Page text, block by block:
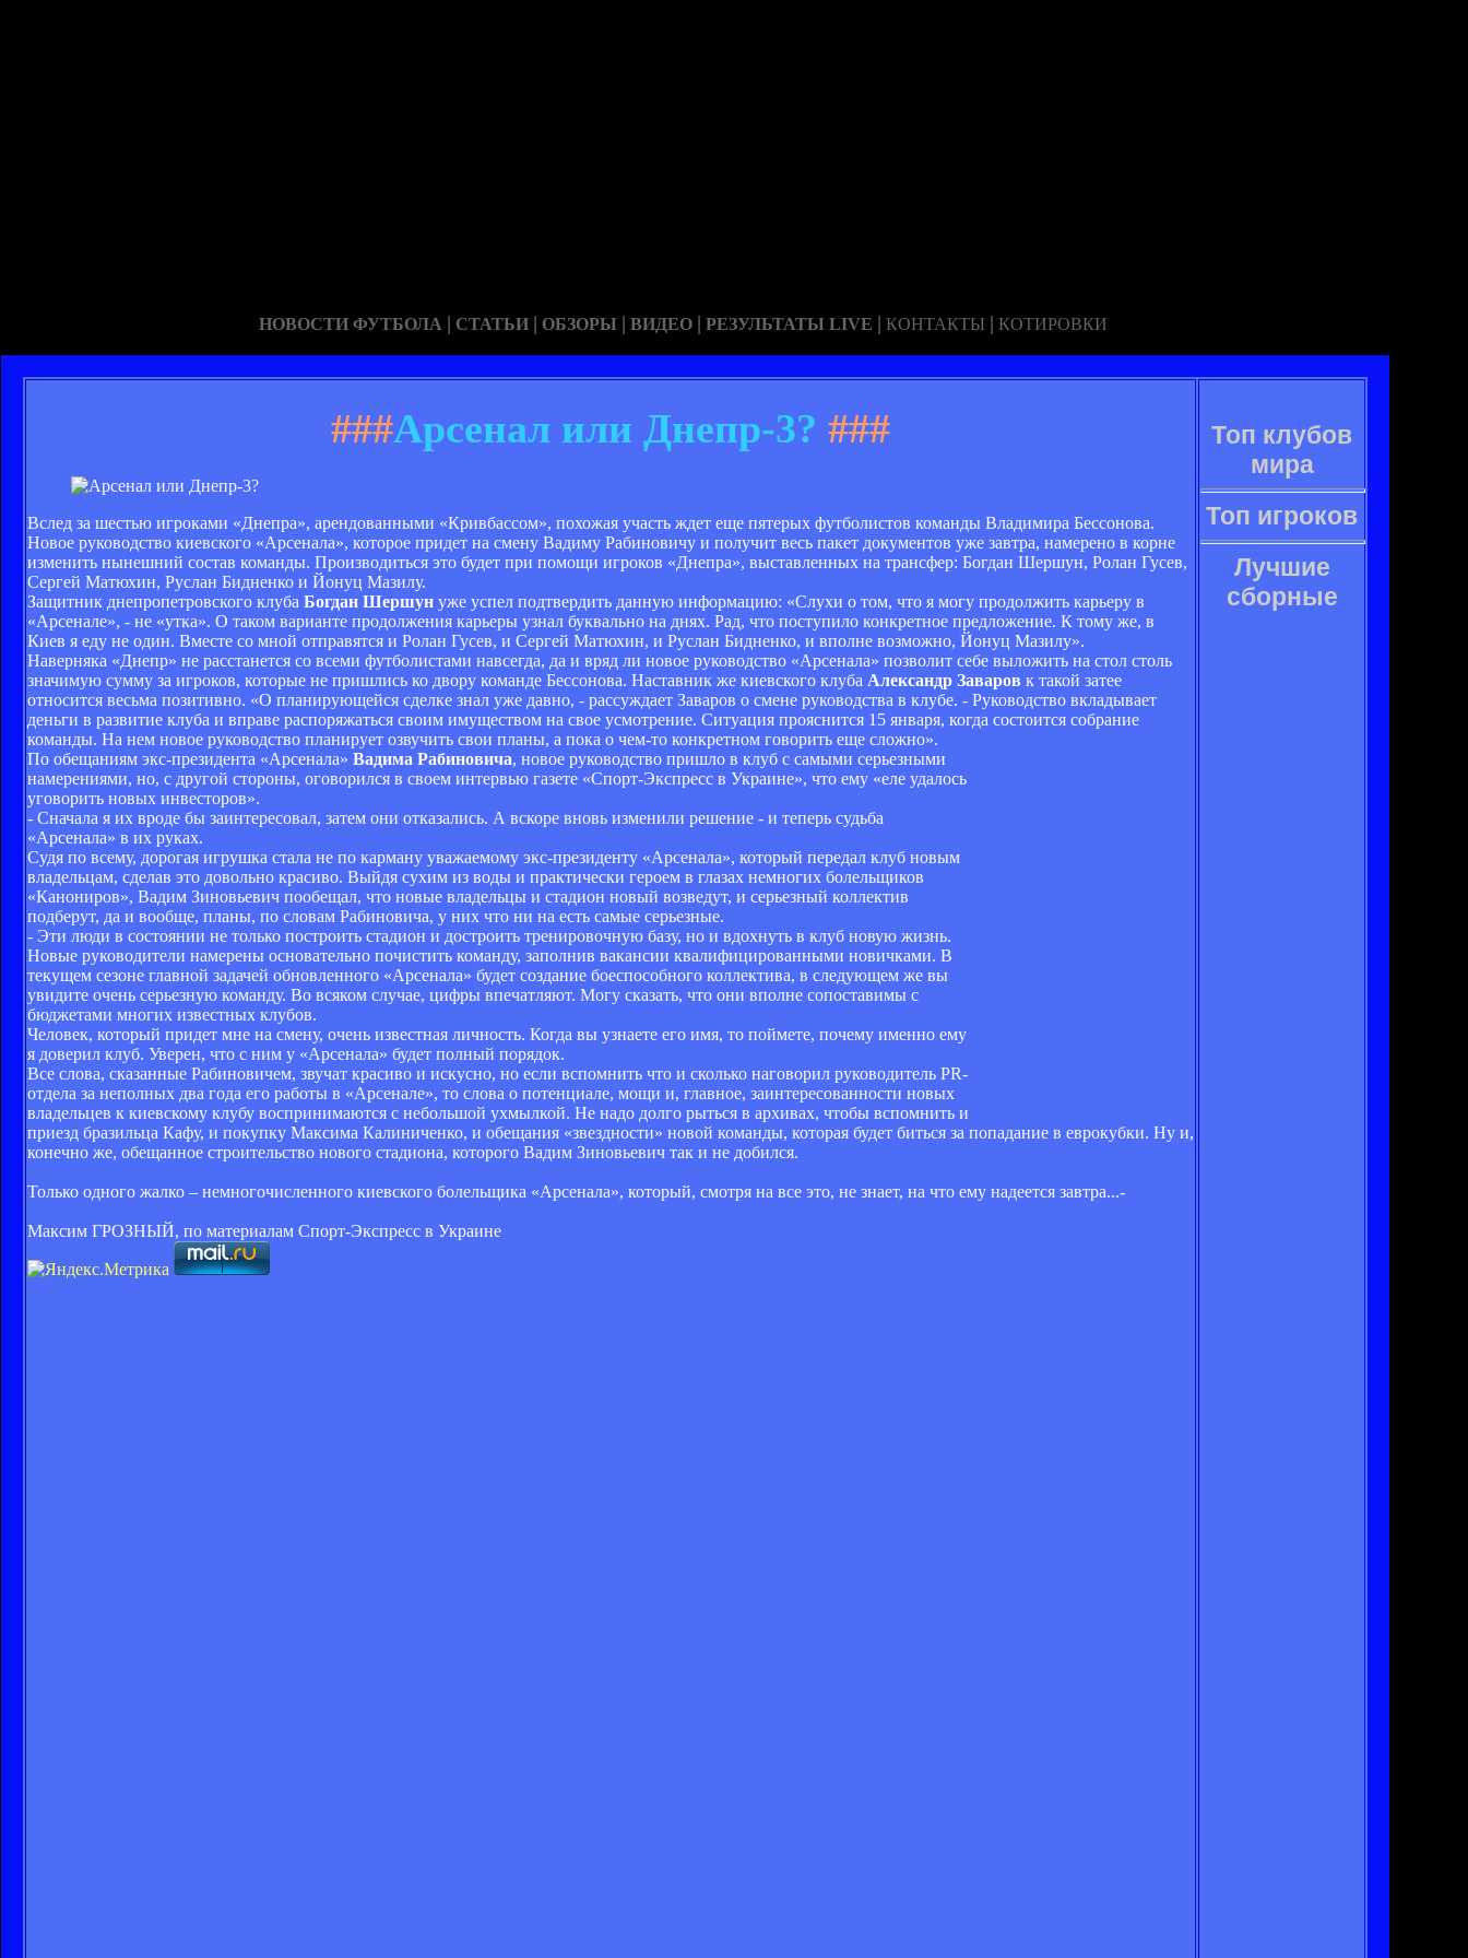
НОВОСТИ ФУТБОЛА | СТАТЬИ | ОБЗОРЫ | ВИДЕО | РЕЗУЛЬТАТЫ LIVE | КОНТАКТЫ | КОТИРОВКИ
###Арсенал или Днепр-3? ###
Вслед за шестью игроками «Днепра», арендованными «Кривбассом», похожая участь ждет еще пятерых футболистов команды Владимира Бессонова.
Новое руководство киевского «Арсенала», которое придет на смену Вадиму Рабиновичу и получит весь пакет документов уже завтра, намерено в корне
изменить нынешний состав команды. Производиться это будет при помощи игроков «Днепра», выставленных на трансфер: Богдан Шершун, Ролан Гусев,
Сергей Матюхин, Руслан Бидненко и Йонуц Мазилу.
Защитник днепропетровского клуба Богдан Шершун уже успел подтвердить данную информацию: «Слухи о том, что я могу продолжить карьеру в
«Арсенале», - не «утка». О таком варианте продолжения карьеры узнал буквально на днях. Рад, что поступило конкретное предложение. К тому же, в
Киев я еду не один. Вместе со мной отправятся и Ролан Гусев, и Сергей Матюхин, и Руслан Бидненко, и вполне возможно, Йонуц Мазилу».
Наверняка «Днепр» не расстанется со всеми футболистами навсегда, да и вряд ли новое руководство «Арсенала» позволит себе выложить на стол столь
значимую сумму за игроков, которые не пришлись ко двору команде Бессонова. Наставник же киевского клуба Александр Заваров к такой затее
относится весьма позитивно. «О планирующейся сделке знал уже давно, - рассуждает Заваров о смене руководства в клубе. - Руководство вкладывает
деньги в развитие клуба и вправе распоряжаться своим имуществом на свое усмотрение. Ситуация прояснится 15 января, когда состоится собрание
команды. На нем новое руководство планирует озвучить свои планы, а пока о чем-то конкретном говорить еще сложно».
По обещаниям экс-президента «Арсенала» Вадима Рабиновича, новое руководство пришло в клуб с самыми серьезными
намерениями, но, с другой стороны, оговорился в своем интервью газете «Спорт-Экспресс в Украине», что ему «еле удалось
уговорить новых инвесторов».
- Сначала я их вроде бы заинтересовал, затем они отказались. А вскоре вновь изменили решение - и теперь судьба
«Арсенала» в их руках.
Судя по всему, дорогая игрушка стала не по карману уважаемому экс-президенту «Арсенала», который передал клуб новым
владельцам, сделав это довольно красиво. Выйдя сухим из воды и практически героем в глазах немногих болельщиков
«Канониров», Вадим Зиновьевич пообещал, что новые владельцы и стадион новый возведут, и серьезный коллектив
подберут, да и вообще, планы, по словам Рабиновича, у них что ни на есть самые серьезные.
- Эти люди в состоянии не только построить стадион и достроить тренировочную базу, но и вдохнуть в клуб новую жизнь.
Новые руководители намерены основательно почистить команду, заполнив вакансии квалифицированными новичками. В
текущем сезоне главной задачей обновленного «Арсенала» будет создание боеспособного коллектива, в следующем же вы
увидите очень серьезную команду. Во всяком случае, цифры впечатляют. Могу сказать, что они вполне сопоставимы с
бюджетами многих известных клубов.
Человек, который придет мне на смену, очень известная личность. Когда вы узнаете его имя, то поймете, почему именно ему
я доверил клуб. Уверен, что с ним у «Арсенала» будет полный порядок.
Все слова, сказанные Рабиновичем, звучат красиво и искусно, но если вспомнить что и сколько наговорил руководитель PR-
отдела за неполных два года его работы в «Арсенале», то слова о потенциале, мощи и, главное, заинтересованности новых
владельцев к киевскому клубу воспринимаются с небольшой ухмылкой. Не надо долго рыться в архивах, чтобы вспомнить и
приезд бразильца Кафу, и покупку Максима Калиниченко, и обещания «звездности» новой команды, которая будет биться за попадание в еврокубки. Ну и,
конечно же, обещанное строительство нового стадиона, которого Вадим Зиновьевич так и не добился.
Только одного жалко – немногочисленного киевского болельщика «Арсенала», который, смотря на все это, не знает, на что ему надеется завтра...-
Максим ГРОЗНЫЙ, по материалам Спорт-Экспресс в Украине
Топ клубов
мира
Топ игроков
Лучшие
сборные